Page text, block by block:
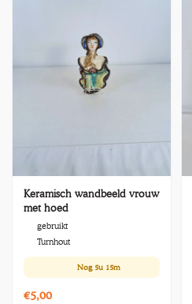
Keramisch wandbeeld vrouw
met hoed
gebruikt
Turnhout
Nog 5u 15m
€5,00